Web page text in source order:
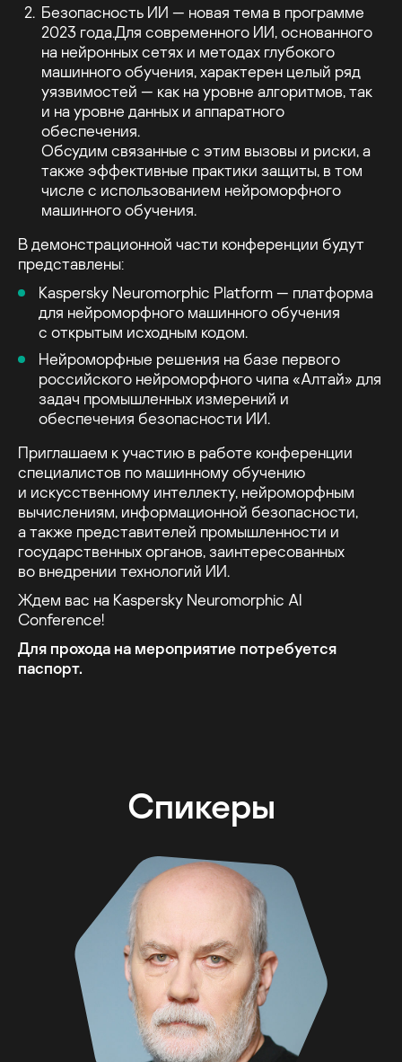
Безопасность ИИ — новая тема в программе
2023 года.Для современного ИИ, основанного
на нейронных сетях и методах глубокого
машинного обучения, характерен целый ряд
уязвимостей — как на уровне алгоритмов, так
и на уровне данных и аппаратного
обеспечения.
Обсудим связанные с этим вызовы и риски, а
также эффективные практики защиты, в том
числе с использованием нейроморфного
машинного обучения.
В демонстрационной части конференции будут
представлены:
Kaspersky Neuromorphic Platform — платформа
для нейроморфного машинного обучения
с открытым исходным кодом.
Нейроморфные решения на базе первого
российского нейроморфного чипа «Алтай» для
задач промышленных измерений и
обеспечения безопасности ИИ.
Приглашаем к участию в работе конференции
специалистов по машинному обучению
и искусственному интеллекту, нейроморфным
вычислениям, информационной безопасности,
а также представителей промышленности и
государственных органов, заинтересованных
во внедрении технологий ИИ.
Ждем вас на Kaspersky Neuromorphic AI
Conference!
Для прохода на мероприятие потребуется
паспорт.
Спикеры